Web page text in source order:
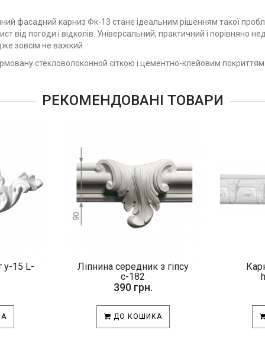
фасадний карниз Фк-13 стане ідеальним рішенням такої
від погоди і відколів. Універсальний, практичний і порівняно
зовсім не важкий.
стекловолоконной сіткою і цементно-клейовим покриттям.
РЕКОМЕНДОВАНІ ТОВАРИ
у-15 L-
Ліпнина середник з гіпсу
с-182
390 грн.
ДО КОШИКА